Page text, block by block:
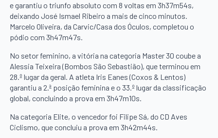
e garantiu o triunfo absoluto com 8 voltas em 3h37m54s,
deixando José Ismael Ribeiro a mais de cinco minutos.
Marcelo Oliveira, da Carvic/Casa dos Óculos, completou o
pódio com 3h47m47s.
No setor feminino, a vitória na categoria Master 30 coube a
Alessia Teixeira (Bombos São Sebastião), que terminou em
28.º lugar da geral. A atleta Iris Eanes (Coxos & Lentos)
garantiu a 2.ª posição feminina e o 33.º lugar da classificação
global, concluindo a prova em 3h47m10s.
Na categoria Elite, o vencedor foi Filipe Sá, do CD Aves
Ciclismo, que concluiu a prova em 3h42m44s.